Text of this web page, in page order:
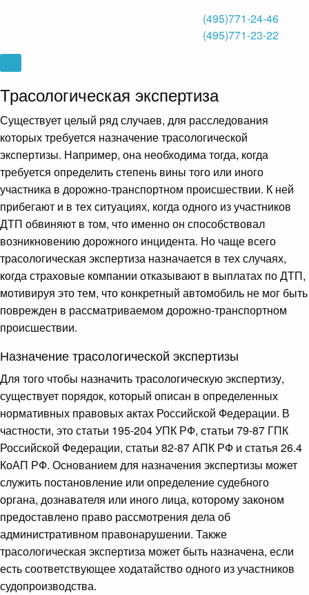
(495)771-24-46
(495)771-23-22
Трасологическая экспертиза
Существует целый ряд случаев, для расследования
которых требуется назначение трасологической
экспертизы. Например, она необходима тогда, когда
требуется определить степень вины того или иного
участника в дорожно-транспортном происшествии. К ней
прибегают и в тех ситуациях, когда одного из участников
ДТП обвиняют в том, что именно он способствовал
возникновению дорожного инцидента. Но чаще всего
трасологическая экспертиза назначается в тех случаях,
когда страховые компании отказывают в выплатах по ДТП,
мотивируя это тем, что конкретный автомобиль не мог быть
поврежден в рассматриваемом дорожно-транспортном
происшествии.
Назначение трасологической экспертизы
Для того чтобы назначить трасологическую экспертизу,
существует порядок, который описан в определенных
нормативных правовых актах Российской Федерации. В
частности, это статьи 195-204 УПК РФ, статьи 79-87 ГПК
Российской Федерации, статьи 82-87 АПК РФ и статья 26.4
КоАП РФ. Основанием для назначения экспертизы может
служить постановление или определение судебного
органа, дознавателя или иного лица, которому законом
предоставлено право рассмотрения дела об
административном правонарушении. Также
трасологическая экспертиза может быть назначена, если
есть соответствующее ходатайство одного из участников
судопроизводства.